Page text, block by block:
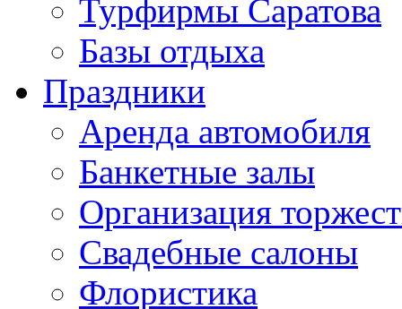
Турфирмы Саратова
Базы отдыха
Праздники
Аренда автомобиля
Банкетные залы
Организация
Свадебные салоны
Флористика